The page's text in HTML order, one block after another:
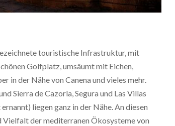
touristische Infrastruktur, mit
Golfplatz, umsäumt mit Eichen,
in der Nähe von Canena und vieles mehr.
Sierra de Cazorla, Segura und Las Villas
liegen ganz in der Nähe. An diesen
Vielfalt der mediterranen Ökosysteme von